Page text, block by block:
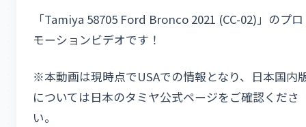
「Tamiya 58705 Ford Bronco 2021 (CC-02)」のプロ
モーションビデオです！
※本動画は現時点でUSAでの情報となり、日本国内
については日本のタミヤ公式ページをご確認くださ
い。